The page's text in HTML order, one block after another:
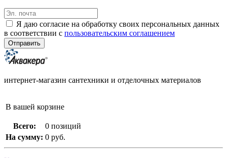
Я даю согласие на обработку своих персональных данных
в соответствии с пользовательским соглашением
интернет-магазин сантехники и отделочных материалов
В вашей корзине
Всего:
0 позиций
На сумму: 0 руб.